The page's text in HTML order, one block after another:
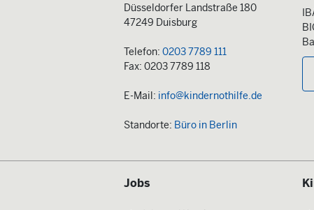
Düsseldorfer Landstraße 180
47249 Duisburg
Telefon: 0203 7789 111
Fax: 0203 7789 118
E-Mail: info@kindernothilfe.de
Standorte: Büro in Berlin
Jobs